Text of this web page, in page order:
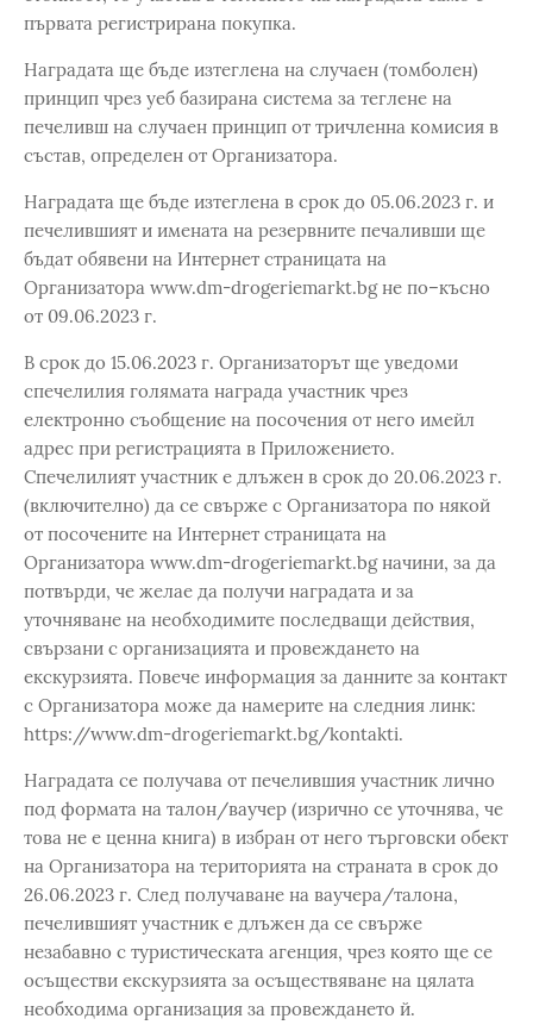
първата регистрирана покупка.
Наградата ще бъде изтеглена на случаен (томболен)
принцип чрез уеб базирана система за теглене на
печеливш на случаен принцип от тричленна комисия в
състав, определен от Организатора.
Наградата ще бъде изтеглена в срок до 05.06.2023 г. и
печелившият и имената на резервните печаливши ще
бъдат обявени на Интернет страницата на
Организатора www.dm-drogeriemarkt.bg не по–късно
от 09.06.2023 г.
В срок до 15.06.2023 г. Организаторът ще уведоми
спечелилия голямата награда участник чрез
електронно съобщение на посочения от него имейл
адрес при регистрацията в Приложението.
Спечелилият участник е длъжен в срок до 20.06.2023 г.
(включително) да се свърже с Организатора по някой
от посочените на Интернет страницата на
Организатора www.dm-drogeriemarkt.bg начини, за да
потвърди, че желае да получи наградата и за
уточняване на необходимите последващи действия,
свързани с организацията и провеждането на
екскурзията. Повече информация за данните за контакт
с Организатора може да намерите на следния линк:
https://www.dm-drogeriemarkt.bg/kontakti.
Наградата се получава от печелившия участник лично
под формата на талон/ваучер (изрично се уточнява, че
това не е ценна книга) в избран от него търговски обект
на Организатора на територията на страната в срок до
26.06.2023 г. След получаване на ваучера/талона,
печелившият участник е длъжен да се свърже
незабавно с туристическата агенция, чрез която ще се
осъществи екскурзията за осъществяване на цялата
необходима организация за провеждането й.